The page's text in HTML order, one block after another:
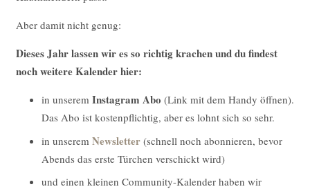
Aber damit nicht genug:
Dieses Jahr lassen wir es so richtig krachen und du findest
noch weitere Kalender hier:
in unserem Instagram Abo (Link mit dem Handy öffnen).
Das Abo ist kostenpflichtig, aber es lohnt sich so sehr.
in unserem Newsletter (schnell noch abonnieren, bevor
Abends das erste Türchen verschickt wird)
und einen kleinen Community-Kalender haben wir